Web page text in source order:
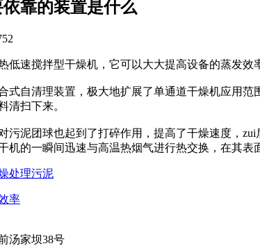
靠的装置是什么
速搅拌型干燥机，它可以大大提高设备的蒸发效
自清理装置，极大地扩展了单通道干燥机应用范
清扫下来。
泥团球也起到了打碎作用，提高了干燥速度，zui
机的一瞬间迅速与高温热烟气进行热交换，在其表
处理污泥
率
汤家坝38号